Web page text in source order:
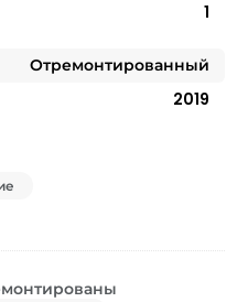
1
Отремонтированный
2019